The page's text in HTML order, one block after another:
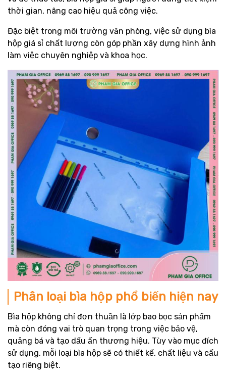
thời gian, nâng cao hiệu quả công việc.
Đặc biệt trong môi trường văn phòng, việc sử dụng bìa
hộp giá sỉ chất lượng còn góp phần xây dựng hình ảnh
làm việc chuyên nghiệp và khoa học.
Phân loại bìa hộp phổ biến hiện nay
Bìa hộp không chỉ đơn thuần là lớp bao bọc sản phẩm
mà còn đóng vai trò quan trọng trong việc bảo vệ,
quảng bá và tạo dấu ấn thương hiệu. Tùy vào mục đích
sử dụng, mỗi loại bìa hộp sẽ có thiết kế, chất liệu và cấu
tạo riêng biệt.